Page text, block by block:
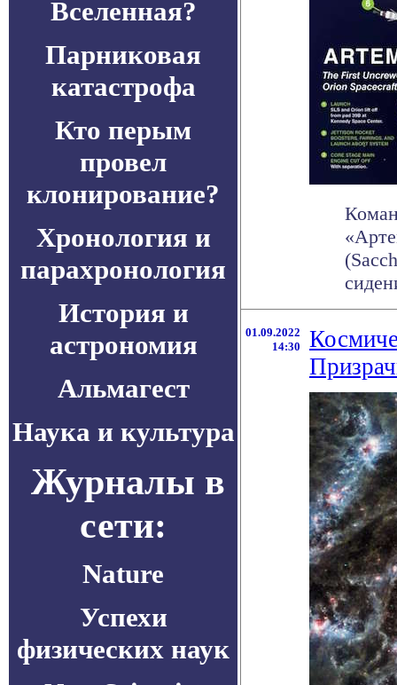
Вселенная?
Парниковая
катастрофа
Кто перым
провел
клонирование?
Хронология и
парахронология
История и
астрономия
Альмагест
Наука и культура
Журналы в
сети:
Nature
Успехи
физических наук
01.09.2022
14:30